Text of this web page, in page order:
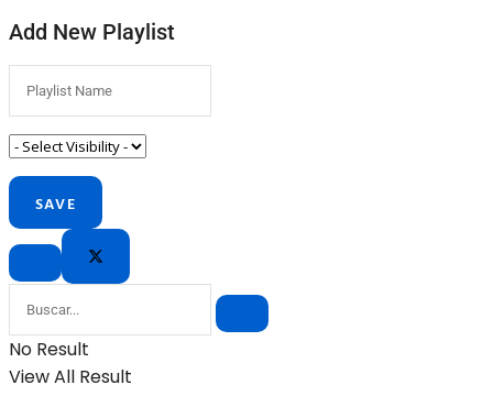
Add New Playlist
No Result
View All Result